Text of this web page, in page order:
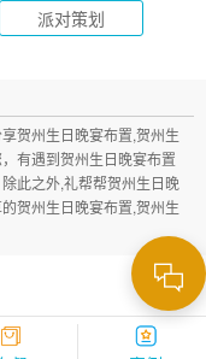
派对策划
贺州生日晚宴布置,贺州生
有遇到贺州生日晚宴布置
此之外,礼帮帮贺州生日晚
贺州生日晚宴布置,贺州生